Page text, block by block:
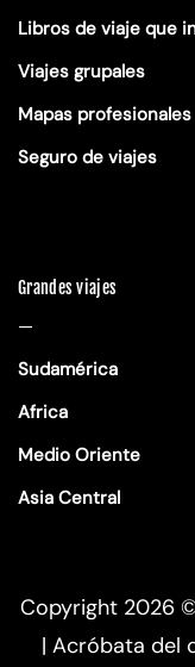
Libros de viaje que
Viajes grupales
Mapas profesionales
Seguro de viajes
Grandes viajes
—
Sudamérica
Africa
Medio Oriente
Asia Central
Copyright 2026
| Acróbata del